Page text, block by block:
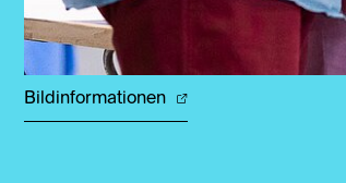
Bildinformationen